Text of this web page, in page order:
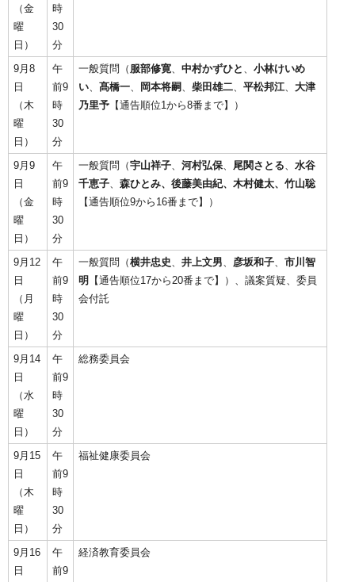
（金
曜
日）
時
30
分
9月8
日
（木
曜
日）
午
前9
時
30
分
一般質問（ 服部修寛、 中村かずひと 、 小林けいめ
い、 髙橋一、 岡本将嗣 、 柴田雄二、 平松邦江、 大津
乃里予 【通告順位1から8番まで】）
9月9
日
（金
曜
日）
午
前9
時
30
分
一般質問（宇山祥子、 河村弘保、 尾関さとる、 水谷
千恵子、 森ひとみ、 後藤美由紀、 木村健太、 竹山聡
【通告順位9から16番まで】）
9月12
日
（月
曜
日）
午
前9
時
30
分
一般質問（横井忠史、 井上文男、 彦坂和子、 市川智
明
【通告順位17から20番まで】）、議案質疑、委員
会付託
9月14
日
（水
曜
日）
午
前9
時
30
分
総務委員会
9月15
日
（木
曜
日）
午
前9
時
30
分
福祉健康委員会
9月16
日
午
前9
経済教育委員会